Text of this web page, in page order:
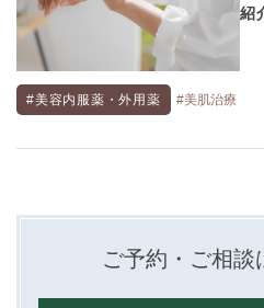
紹
#美容内服薬・外用薬 #美肌治療
ご予約・ご相談